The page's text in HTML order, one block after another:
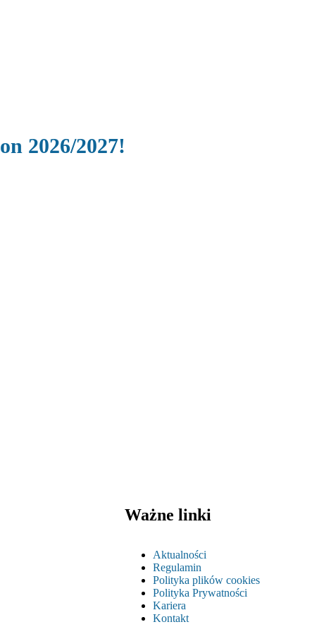
2026/2027!
Ważne linki
Aktualności
Regulamin
Polityka plików cookies
Polityka Prywatności
Kariera
Kontakt